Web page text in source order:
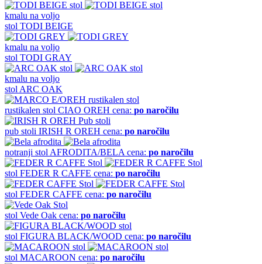
kmalu na voljo
stol TODI BEIGE
kmalu na voljo
stol TODI GRAY
kmalu na voljo
stol ARC OAK
rustikalen stol CIAO OREH cena: po naročilu
pub stoli IRISH R OREH cena: po naročilu
notranji stol AFRODITA/BELA cena: po naročilu
stol FEDER R CAFFE cena: po naročilu
stol FEDER CAFFE cena: po naročilu
stol Vede Oak cena: po naročilu
stol FIGURA BLACK/WOOD cena: po naročilu
stol MACAROON cena: po naročilu